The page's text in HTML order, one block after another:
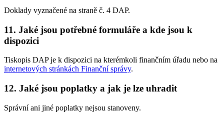
Doklady vyznačené na straně č. 4 DAP.
11. Jaké jsou potřebné formuláře a kde jsou k
dispozici
Tiskopis DAP je k dispozici na kterémkoli finančním úřadu nebo na
internetových stránkách Finanční správy.
12. Jaké jsou poplatky a jak je lze uhradit
Správní ani jiné poplatky nejsou stanoveny.